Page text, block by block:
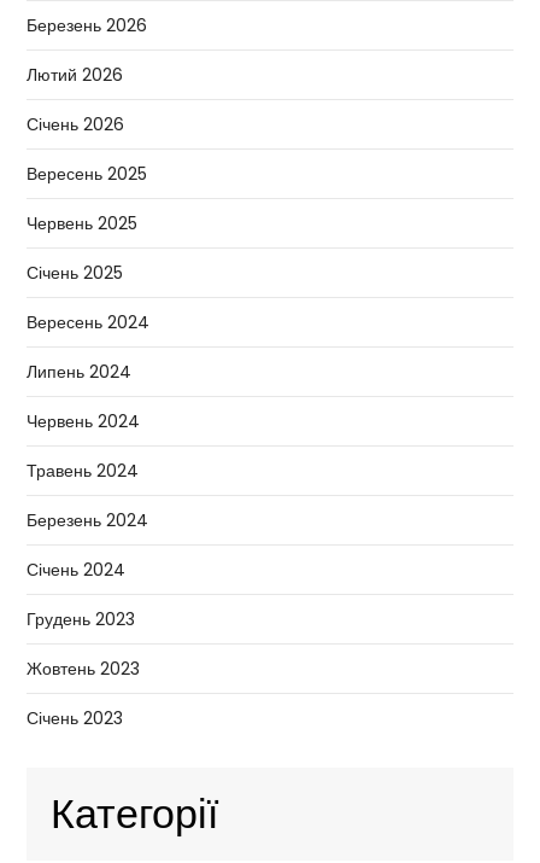
Березень 2026
Лютий 2026
Січень 2026
Вересень 2025
Червень 2025
Січень 2025
Вересень 2024
Липень 2024
Червень 2024
Травень 2024
Березень 2024
Січень 2024
Грудень 2023
Жовтень 2023
Січень 2023
Категорії